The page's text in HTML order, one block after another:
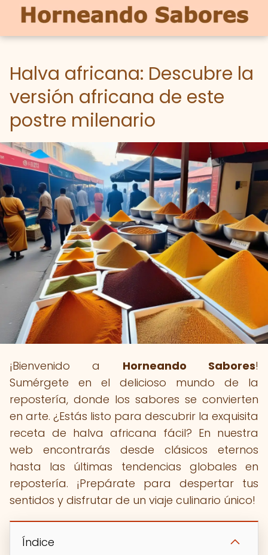
Halva africana: Descubre la
versión africana de este
postre milenario
¡Bienvenido a Horneando Sabores!
Sumérgete en el delicioso mundo de la
repostería, donde los sabores se convierten
en arte. ¿Estás listo para descubrir la exquisita
receta de halva africana fácil? En nuestra
web encontrarás desde clásicos eternos
hasta las últimas tendencias globales en
repostería. ¡Prepárate para despertar tus
sentidos y disfrutar de un viaje culinario único!
Índice